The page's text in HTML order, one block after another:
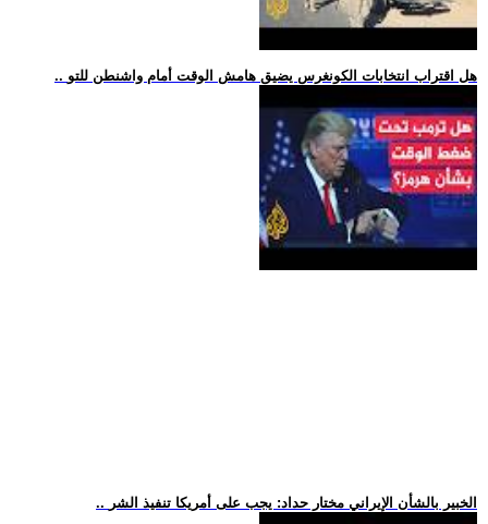
.. هل اقتراب انتخابات الكونغرس يضيق هامش الوقت أمام واشنطن للتو
.. الخبير بالشأن الإيراني مختار حداد: يجب على أمريكا تنفيذ الشر